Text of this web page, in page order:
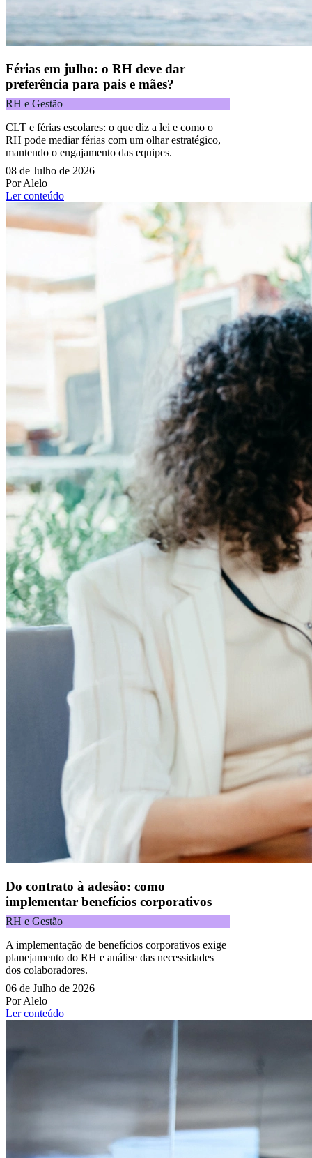
Férias em julho: o RH deve dar
preferência para pais e mães?
RH e Gestão
CLT e férias escolares: o que diz a lei e como o
RH pode mediar férias com um olhar estratégico,
mantendo o engajamento das equipes.
08 de Julho de 2026
Por Alelo
Ler conteúdo
Do contrato à adesão: como
implementar benefícios corporativos
RH e Gestão
A implementação de benefícios corporativos exige
planejamento do RH e análise das necessidades
dos colaboradores.
06 de Julho de 2026
Por Alelo
Ler conteúdo